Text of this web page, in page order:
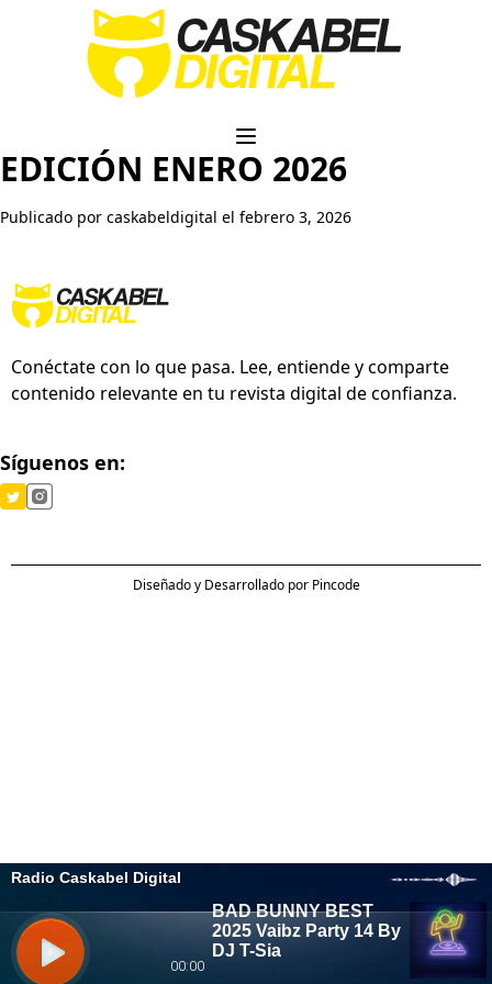
EDICIÓN ENERO 2026
Publicado por caskabeldigital el febrero 3, 2026
Conéctate con lo que pasa. Lee, entiende y comparte
contenido relevante en tu revista digital de confianza.
Síguenos en:
Diseñado y Desarrollado por Pincode